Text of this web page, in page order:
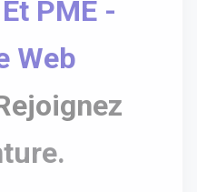
PME -
Web